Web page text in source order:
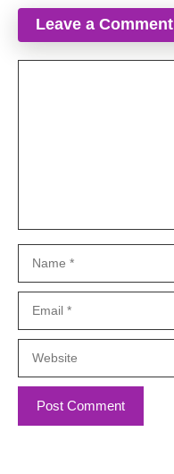
Leave a Comment